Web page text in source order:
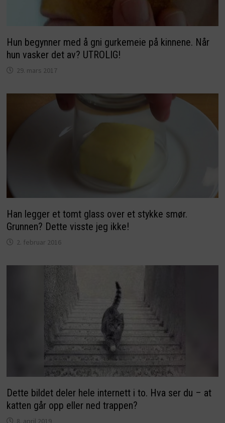
Hun begynner med å gni gurkemeie på kinnene. Når
hun vasker det av? UTROLIG!
29. mars 2017
Han legger et tomt glass over et stykke smør.
Grunnen? Dette visste jeg ikke!
2. februar 2016
Dette bildet deler hele internett i to. Hva ser du – at
katten går opp eller ned trappen?
8. april 2019